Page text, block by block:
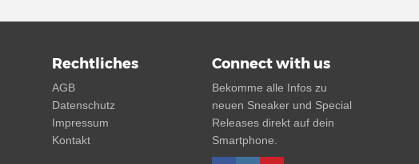
Rechtliches
AGB
Datenschutz
Impressum
Kontakt
Connect with us
Bekomme alle Infos zu
neuen Sneaker und Special
Releases direkt auf dein
Smartphone.